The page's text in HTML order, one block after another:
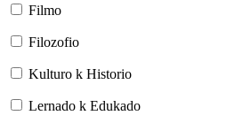
Filmo
Filozofio
Kulturo k Historio
Lernado k Edukado